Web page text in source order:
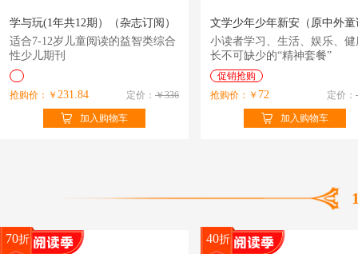
学与玩(1年共12期）（杂志订阅）
适合7-12岁儿童阅读的益智类综合
性少儿期刊
抢购价：￥ 231.84 定价： ￥336
加入购物车
小读者学习、生活、娱乐、健
长不可缺少的“精神套餐”
促销抢购
抢购价：￥ 72 定价：
加入购物车
70折 40折